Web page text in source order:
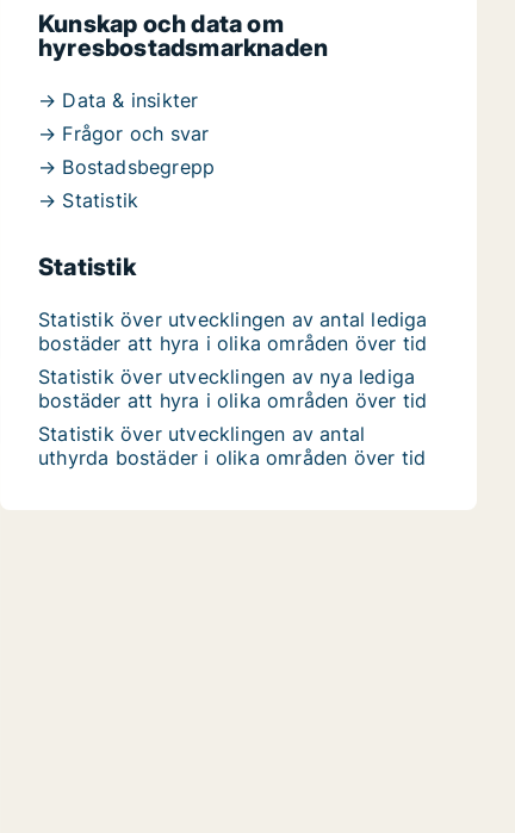
Kunskap och data om
hyresbostadsmarknaden
→ Data & insikter
→ Frågor och svar
→ Bostadsbegrepp
→ Statistik
Statistik
Statistik över utvecklingen av antal lediga
bostäder att hyra i olika områden över tid
Statistik över utvecklingen av nya lediga
bostäder att hyra i olika områden över tid
Statistik över utvecklingen av antal
uthyrda bostäder i olika områden över tid